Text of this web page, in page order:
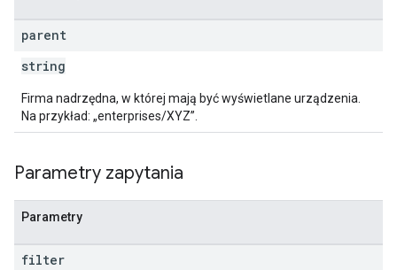
parent
string
Firma nadrzędna, w której mają być wyświetlane urządzenia.
Na przykład: „enterprises/XYZ”.
Parametry zapytania
Parametry
filter